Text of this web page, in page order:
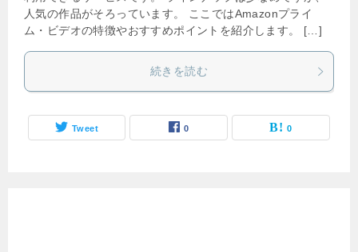
人気の作品がそろっています。 ここではAmazonプライ
ム・ビデオの特徴やおすすめポイントを紹介します。 […]
続きを読む
Tweet 0 0